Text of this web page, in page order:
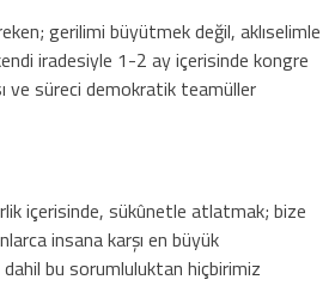
gerilimi büyütmek değil, aklıselimle
iradesiyle 1-2 ay içerisinde kongre
ve süreci demokratik teamüller
içerisinde, sükûnetle atlatmak; bize
insana karşı en büyük
bu sorumluluktan hiçbirimiz